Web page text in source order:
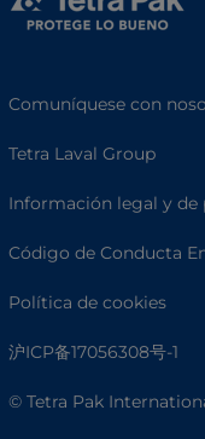
Comuníquese con
Tetra Laval Group
Información legal y de
Código de Conducta
Política de cookies
沪ICP备17056308号-1
© Tetra Pak